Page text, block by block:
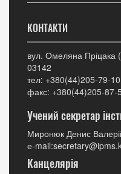
КОНТАКТИ
вул. Омеляна Пріцака
03142
тел: +380(44)205-79-
факс: +380(44)205-87-
Учений секретар
Миронюк Денис
е-
Канцелярія